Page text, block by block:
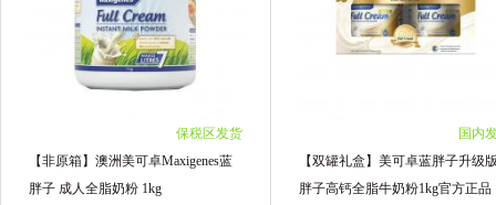
保税区发货
【非原箱】澳洲美可卓Maxigenes蓝
胖子 成人全脂奶粉 1kg
国内
【双罐礼盒】美可卓蓝胖子升级
胖子高钙全脂牛奶粉1kg官方正品